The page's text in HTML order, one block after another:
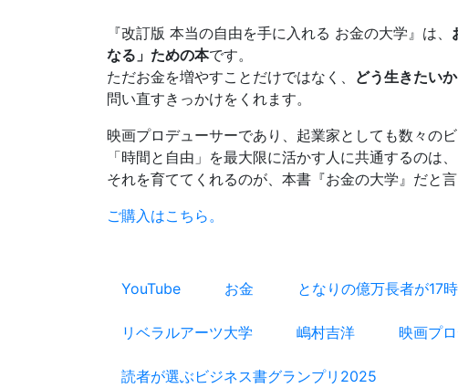
『改訂版 本当の自由を手に入れる お金の大学』は、
なる」ための本です。
ただお金を増やすことだけではなく、 どう生きたい
問い直すきっかけをくれます。
映画プロデューサーであり、起業家としても数々の
「時間と自由」を最大限に活かす人に共通するのは
それを育ててくれるのが、本書『お金の大学』だと言
ご購入はこちら。
YouTube お金 となりの億万長者が17
リベラルアーツ大学 嶋村吉洋 映画プ
読者が選ぶビジネス書グランプリ2025